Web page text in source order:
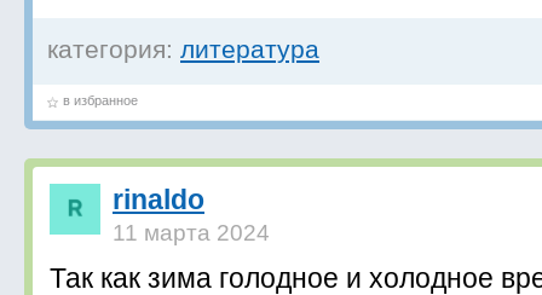
категория: литература
в избранное
rinaldo
11 марта 2024
Так как зима голодное и холодное